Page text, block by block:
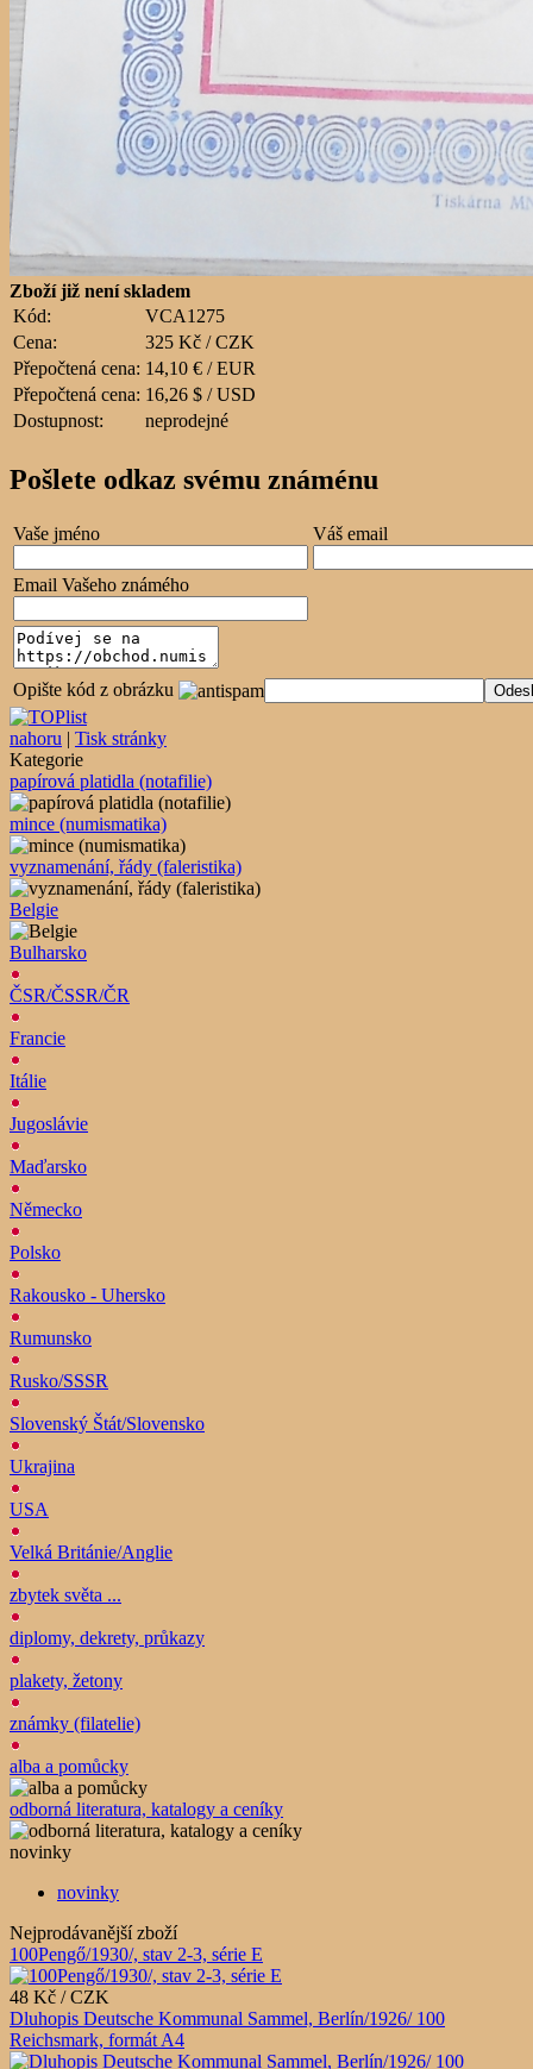
Zboží již není skladem
Kód:
VCA1275
Cena:
325 Kč / CZK
Přepočtená cena: 14,10 € / EUR
Přepočtená cena: 16,26 $ / USD
Dostupnost:
neprodejné
Pošlete odkaz svému známénu
Vaše jméno Váš email
Email Vašeho známého
Opište kód z obrázku
nahoru | Tisk stránky
Kategorie
papírová platidla (notafilie)
mince (numismatika)
vyznamenání, řády (faleristika)
Belgie
Bulharsko
ČSR/ČSSR/ČR
Francie
Itálie
Jugoslávie
Maďarsko
Německo
Polsko
Rakousko - Uhersko
Rumunsko
Rusko/SSSR
Slovenský Štát/Slovensko
Ukrajina
USA
Velká Británie/Anglie
zbytek světa ...
diplomy, dekrety, průkazy
plakety, žetony
známky (filatelie)
alba a pomůcky
odborná literatura, katalogy a ceníky
novinky
novinky
Nejprodávanější zboží
100Pengő/1930/, stav 2-3, série E
48 Kč / CZK
Dluhopis Deutsche Kommunal Sammel, Berlín/1926/ 100
Reichsmark, formát A4